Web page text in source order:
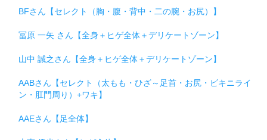
BFさん【セレクト（胸・腹・背中・二の腕・お尻）】
冨原 一矢 さん【全身＋ヒゲ全体＋デリケートゾーン】
山中 誠之さん【全身＋ヒゲ全体＋デリケートゾーン】
AABさん【セレクト（太もも・ひざ～足首・お尻・ビキニライ
ン・肛門周り）+ワキ】
AAEさん【足全体】